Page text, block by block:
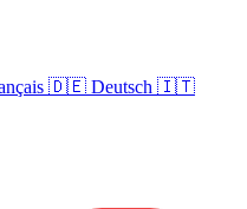
🇩🇪 Deutsch 🇮🇹